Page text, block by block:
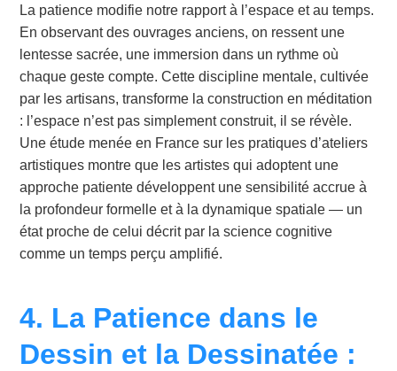
La patience modifie notre rapport à l’espace et au temps.
En observant des ouvrages anciens, on ressent une
lentesse sacrée, une immersion dans un rythme où
chaque geste compte. Cette discipline mentale, cultivée
par les artisans, transforme la construction en méditation
: l’espace n’est pas simplement construit, il se révèle.
Une étude menée en France sur les pratiques d’ateliers
artistiques montre que les artistes qui adoptent une
approche patiente développent une sensibilité accrue à
la profondeur formelle et à la dynamique spatiale — un
état proche de celui décrit par la science cognitive
comme un temps perçu amplifié.
4. La Patience dans le
Dessin et la Dessinatée :